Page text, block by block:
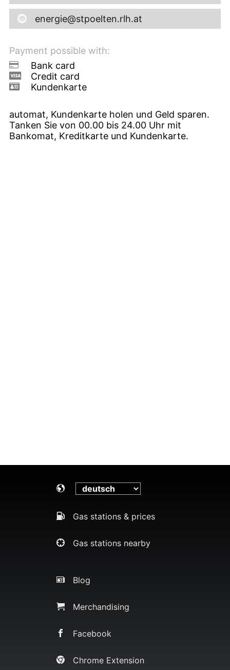
energie@stpoelten.rlh.at
Payment possible with:
Bank card
Credit card
Kundenkarte
automat, Kundenkarte holen und Geld sparen.
Tanken Sie von 00.00 bis 24.00 Uhr mit
Bankomat, Kreditkarte und Kundenkarte.
Gas stations & prices
Gas stations nearby
Blog
Merchandising
Facebook
Chrome Extension